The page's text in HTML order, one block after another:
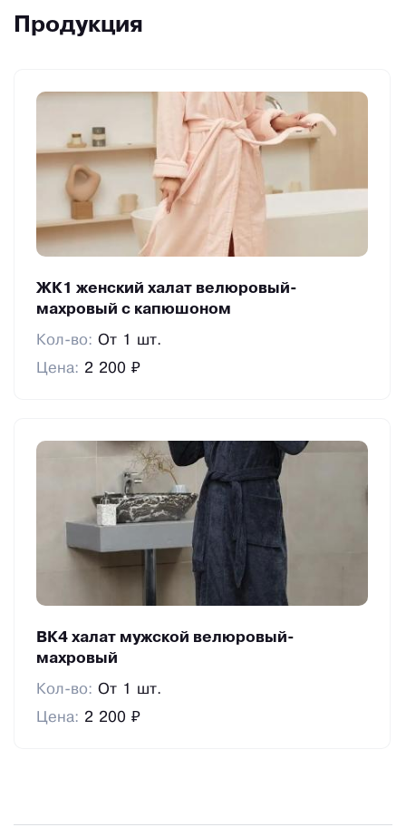
Продукция
ЖК1 женский халат велюровый-
махровый с капюшоном
Кол-во:От 1 шт.
Цена: 2 200 ₽
ВК4 халат мужской велюровый-
махровый
Кол-во:От 1 шт.
Цена: 2 200 ₽